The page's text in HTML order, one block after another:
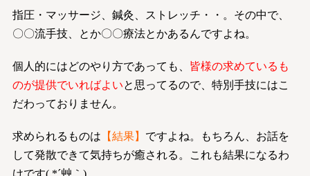
指圧・マッサージ、鍼灸、ストレッチ・・。その中で、
〇〇流手技、とか〇〇療法とかあるんですよね。
個人的にはどのやり方であっても、 皆様の求めているも
のが提供でいればよいと思ってるので、特別手技にはこ
だわっておりません。
求められるものは 【結果】 ですよね。もちろん、お話を
して発散できて気持ちが癒される。これも結果になるわ
けです( *´艸｀)